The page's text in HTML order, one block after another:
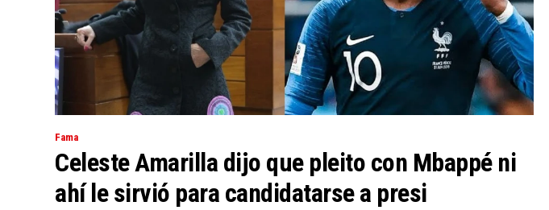
Fama
Celeste Amarilla dijo que pleito con Mbappé ni
ahí le sirvió para candidatarse a presi